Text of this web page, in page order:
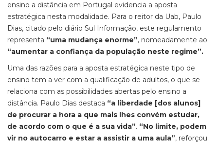
ensino a distância em Portugal evidencia a aposta
estratégica nesta modalidade. Para o reitor da Uab, Paulo
Dias, citado pelo diário Sul Informação, este regulamento
representa “uma mudança enorme”, nomeadamente ao
“aumentar a confiança da população neste regime”.
Uma das razões para a aposta estratégica neste tipo de
ensino tem a ver com a qualificação de adultos, o que se
relaciona com as possibilidades abertas pelo ensino a
distância. Paulo Dias destaca “a liberdade [dos alunos]
de procurar a hora a que mais lhes convém estudar,
de acordo com o que é a sua vida”. “No limite, podem
vir no autocarro e estar a assistir a uma aula”, reforçou.